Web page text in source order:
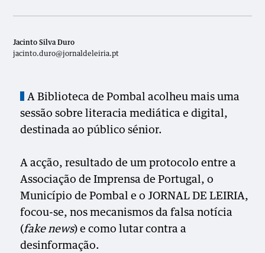
Jacinto Silva Duro
jacinto.duro@jornaldeleiria.pt
A Biblioteca de Pombal acolheu mais uma
sessão sobre literacia mediática e digital,
destinada ao público sénior.
A acção, resultado de um protocolo entre a
Associação de Imprensa de Portugal, o
Município de Pombal e o JORNAL DE LEIRIA,
focou-se, nos mecanismos da falsa notícia
(fake news) e como lutar contra a
desinformação.